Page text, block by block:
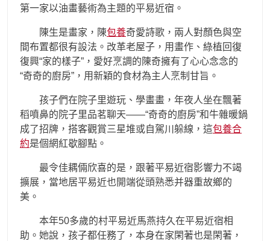
第一家以油畫藝術為主題的平易近宿。
陳生是畫家，陳包養奇愛詩歌，兩人對顏色與空
間布置都很有設法。改革老屋子，用畫作、綠植回復
復興“家的樣子”，愛好烹調的陳奇擁有了心心念念的
“奇奇的廚房”，用新穎的食材為主人烹制甘旨。
孩子們在院子里遊玩、學畫畫，年夜人坐在飄著
稻噴鼻的院子里品茗聊天——“奇奇的廚房”和牛雜暖鍋
成了招牌，搭客觀賞三星堆或自駕川躲線，這包養合
約是個網紅歇腳點。
最令佳耦倆欣喜的是，跟著平易近宿影響力不竭
擴展，當地居平易近也開端從頭熟悉并器重故鄉的
美。
本年50多歲的村平易近馬燕持久在平易近宿相
助。她說，孩子都任務了，本身在家閑著也是閑著，